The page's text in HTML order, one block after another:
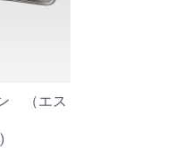
（エス